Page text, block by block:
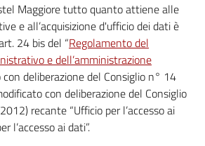
Maggiore tutto quanto attiene alle
e all’acquisizione d'ufficio dei dati è
24 bis del “Regolamento del
e dell’amministrazione
con deliberazione del Consiglio n° 14
con deliberazione del Consiglio
recante “Ufficio per l’accesso ai
l’accesso ai dati”.